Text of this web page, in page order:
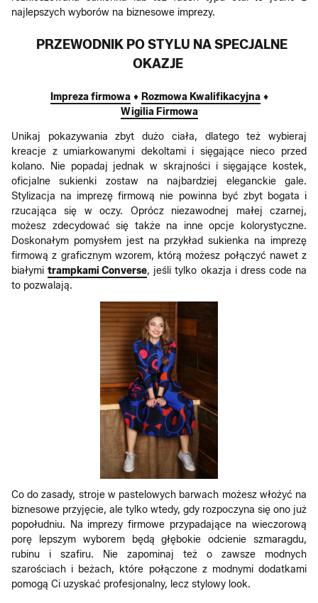
najlepszych wyborów na biznesowe imprezy.
PRZEWODNIK PO STYLU NA SPECJALNE
OKAZJE
Impreza firmowa♦ Rozmowa Kwalifikacyjna♦
Wigilia Firmowa
Unikaj pokazywania zbyt dużo ciała, dlatego też wybieraj
kreacje z umiarkowanymi dekoltami i sięgające nieco przed
kolano. Nie popadaj jednak w skrajności i sięgające kostek,
oficjalne sukienki zostaw na najbardziej eleganckie gale.
Stylizacja na imprezę firmową nie powinna być zbyt bogata i
rzucająca się w oczy. Oprócz niezawodnej małej czarnej,
możesz zdecydować się także na inne opcje kolorystyczne.
Doskonałym pomysłem jest na przykład sukienka na imprezę
firmową z graficznym wzorem, którą możesz połączyć nawet z
białymitrampkami Converse, jeśli tylko okazja i dress code na
to pozwalają.
Co do zasady, stroje w pastelowych barwach możesz włożyć na
biznesowe przyjęcie, ale tylko wtedy, gdy rozpoczyna się ono już
popołudniu. Na imprezy firmowe przypadające na wieczorową
porę lepszym wyborem będą głębokie odcienie szmaragdu,
rubinu i szafiru. Nie zapominaj też o zawsze modnych
szarościach i beżach, które połączone z modnymi dodatkami
pomogą Ci uzyskać profesjonalny, lecz stylowy look.